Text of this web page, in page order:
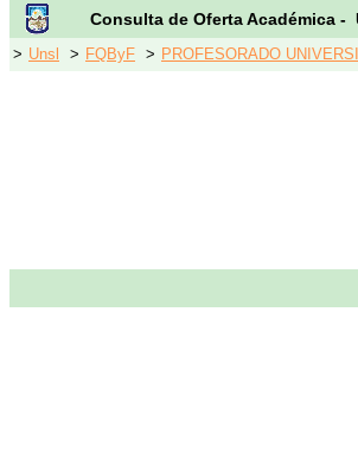
Consulta de Oferta Académica
> Unsl > FQByF > PROFESORADO